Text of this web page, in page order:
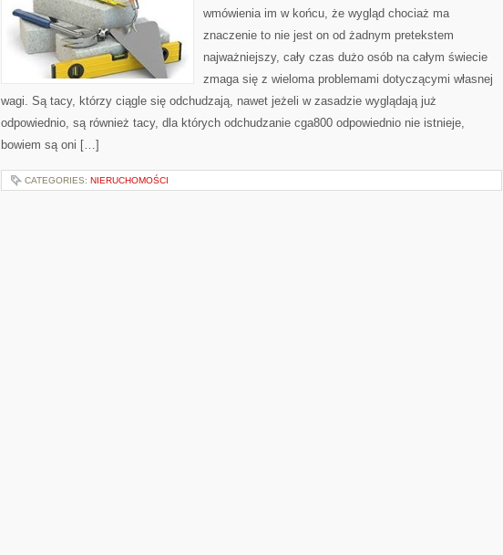
I
IM
wmówienia im w końcu, że wygląd chociaż ma
znaczenie to nie jest on od żadnym pretekstem
najważniejszy, cały czas dużo osób na całym świecie
zmaga się z wieloma problemami dotyczącymi własnej
wagi. Są tacy, którzy ciągle się odchudzają, nawet jeżeli w zasadzie wyglądają już
odpowiednio, są również tacy, dla których odchudzanie cga800 odpowiednio nie istnieje,
bowiem są oni […]
CATEGORIES: NIERUCHOMOŚCI